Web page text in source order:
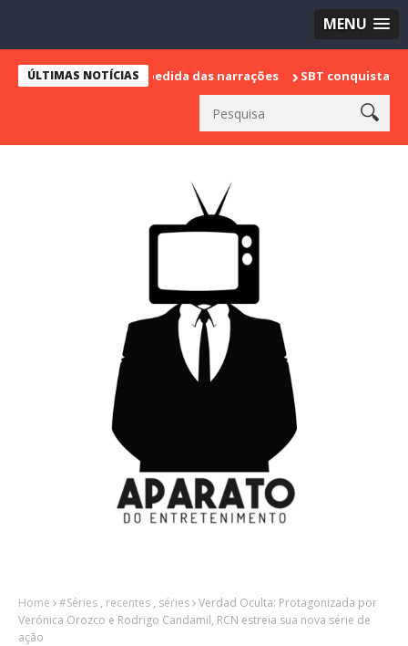
MENU
ÚLTIMAS NOTÍCIAS
sua despedida das narrações SBT conquista a vice
Home #Séries , recentes , séries Verdad Oculta: Protagonizada por
Verónica Orozco e Rodrigo Candamil, RCN estreia sua nova série de
ação